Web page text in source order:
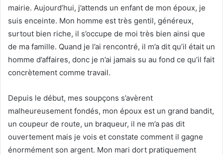
mairie. Aujourd’hui, j’attends un enfant de mon époux, je
suis enceinte. Mon homme est très gentil, généreux,
surtout bien riche, il s’occupe de moi très bien ainsi que
de ma famille. Quand je l’ai rencontré, il m’a dit qu’il était un
homme d’affaires, donc je n’ai jamais su au fond ce qu’il fait
concrètement comme travail.
Depuis le début, mes soupçons s’avèrent
malheureusement fondés, mon époux est un grand bandit,
un coupeur de route, un braqueur, il ne m’a pas dit
ouvertement mais je vois et constate comment il gagne
énormément son argent. Mon mari dort pratiquement